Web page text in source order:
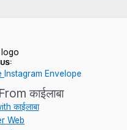
Instagram Envelope
काईलाबा
काईलाबा
Web